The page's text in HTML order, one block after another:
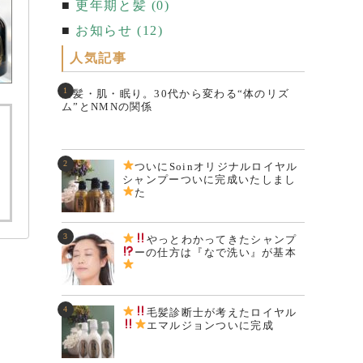
更年期と髪 (0)
お知らせ (12)
人気記事
白髪・肌・眠り。30代から変わる“体のリズ
ム”とNMNの関係
ついにSoinオリジナルロイヤル
シャンプーついに完成いたしまし
た
やっとわかってきた シャンプ
ーの仕方は『なで洗い』が基本
毛髪診断士が考えた ロイヤル
エマルジョンついに完成